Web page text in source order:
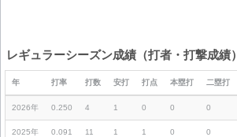
レギュラーシーズン成績（打者・打撃成績）
年 打率 打数 安打 打点 本塁打 二塁打
2026年 0.250 4 1 0 0 0
2025年 0.091 11 1 1 0 0